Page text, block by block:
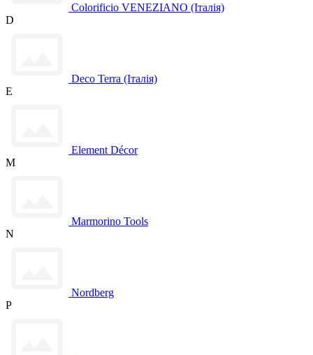
Colorificio VENEZIANO (Італія)
D
Deco Terra (Італія)
E
Element Décor
M
Marmorino Tools
N
Nordberg
P